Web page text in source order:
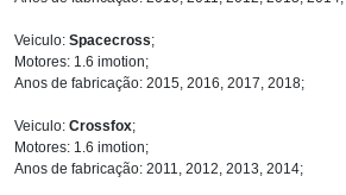
Veiculo: Spacecross;
Motores: 1.6 imotion;
Anos de fabricação: 2015, 2016, 2017, 2018;
Veiculo: Crossfox;
Motores: 1.6 imotion;
Anos de fabricação: 2011, 2012, 2013, 2014;